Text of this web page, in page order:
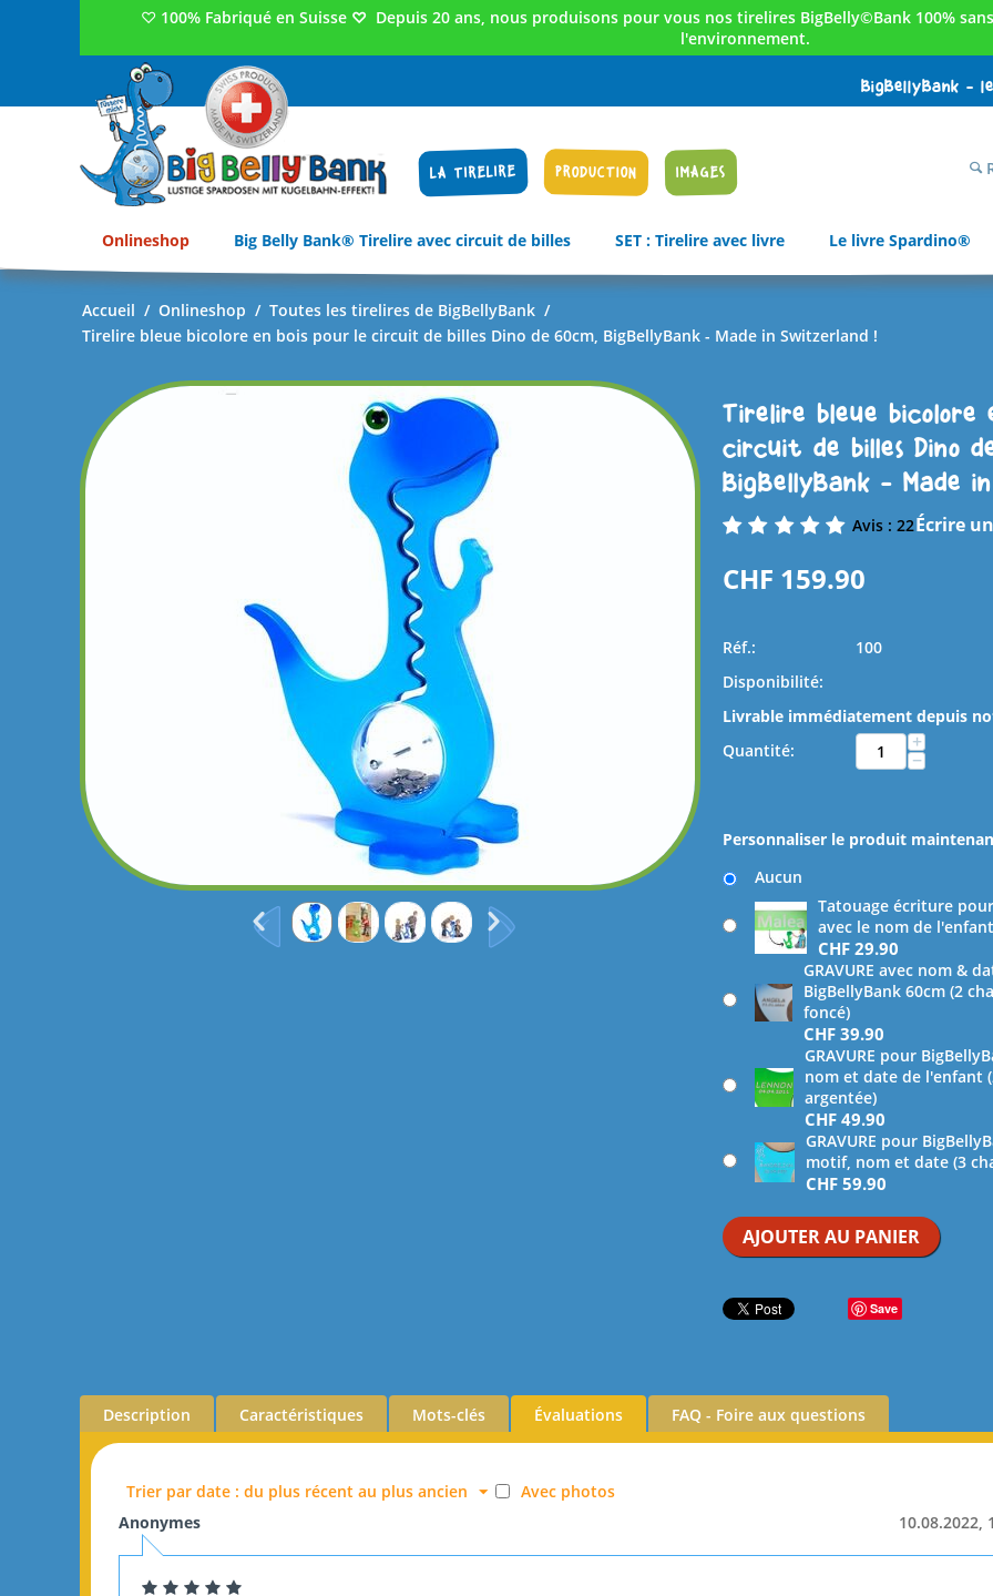
♡ 100% Fabriqué en Suisse ♡ Depuis 20 ans, nous produisons pour vous nos tirelires BigBelly©Bank 100%
l'environnement.
BigBellyBank -
LA TIRELIRE PRODUCTION IMAGES
Onlineshop Big Belly Bank® Tirelire avec circuit de billes SET : Tirelire avec livre Le livre Spardino®
Accueil / Onlineshop / Toutes les tirelires de BigBellyBank /
Tirelire bleue bicolore en bois pour le circuit de billes Dino de 60cm, BigBellyBank - Made in Switzerland !
Tirelire bleue bicolore
circuit de billes Dino
BigBellyBank - Made
Avis : 22Écrire
CHF 159.90
Réf.:
100
Disponibilité:
Livrable immédiatement depuis
Quantité:
+
−
Personnaliser le produit
Aucun
Tatouage écriture
avec le nom de l'enfant
CHF29.90
GRAVURE avec nom &
BigBellyBank 60cm (2
foncé)
CHF 39.90
GRAVURE pour
nom et date de l'enfant
argentée)
CHF 49.90
GRAVURE pour
motif, nom et date (3
CHF59.90
AJOUTER AU PANIER
Save
Description Caractéristiques Mots-clés Évaluations FAQ - Foire aux questions
Trier par date : du plus récent au plus ancien
Avec photos
Anonymes
10.08.2022,